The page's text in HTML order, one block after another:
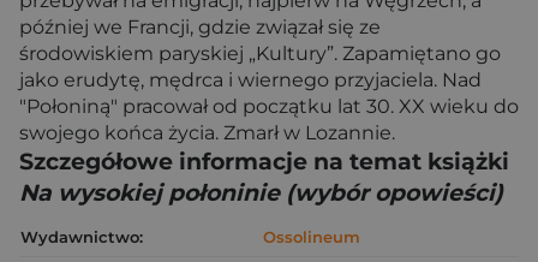
później we Francji, gdzie związał się ze
środowiskiem paryskiej „Kultury”. Zapamiętano go
jako erudytę, mędrca i wiernego przyjaciela. Nad
"Połoniną" pracował od początku lat 30. XX wieku do
swojego końca życia. Zmarł w Lozannie.
Szczegółowe informacje na temat książki
Na wysokiej połoninie (wybór opowieści)
Wydawnictwo:
Ossolineum